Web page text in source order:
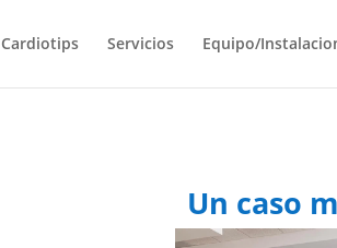
Cardiotips Servicios Equipo/
Un caso